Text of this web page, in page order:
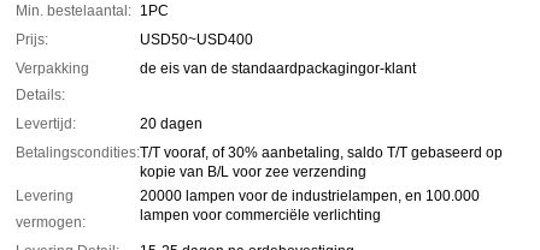
Min. bestelaantal: 1PC
Prijs:
USD50~USD400
Verpakking
Details:
de eis van de standaardpackagingor-klant
Levertijd:
20 dagen
Betalingscondities:T/T vooraf, of 30% aanbetaling, saldo T/T gebaseerd op
kopie van B/L voor zee verzending
Levering
vermogen:
20000 lampen voor de industrielampen, en 100.000
lampen voor commerciële verlichting